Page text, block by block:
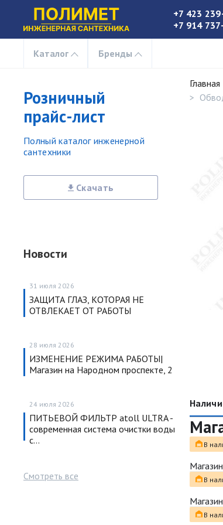
+7 423
+7 914
Каталог Бренды
Розничный
прайс-лист
Полный каталог инженерной
сантехники
Скачать
Новости
31 июля 2026
ЗАЩИТА ГЛАЗ, КОТОРАЯ НЕ
ОТВЛЕКАЕТ ОТ РАБОТЫ
28 июля 2026
ИЗМЕНЕНИЕ РЕЖИМА РАБОТЫ|
Магазин на Народном проспекте, 2
24 июля 2026
ПИТЬЕВОЙ ФИЛЬТР atoll ULTRA -
современная система очистки воды
с…
Смотреть все
Главная
В
В
В